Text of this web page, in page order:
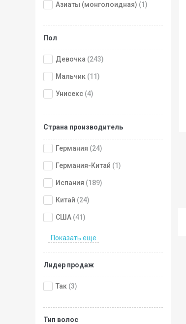
Азиаты (монголоидная) (1)
Пол
Девочка (243)
Мальчик (11)
Унисекс (4)
Страна производитель
Германия (24)
Германия-Китай (1)
Испания (189)
Китай (24)
США (41)
Показать еще
Лидер продаж
Так (3)
Тип волос